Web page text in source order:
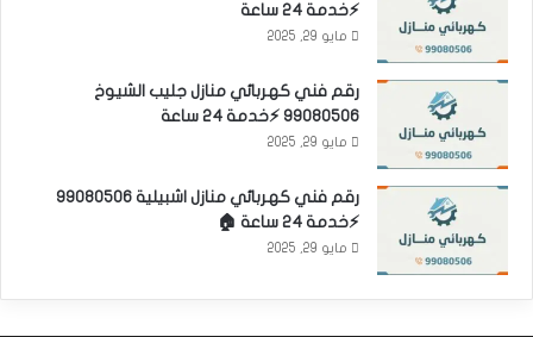
⚡خدمة 24 ساعة
مايو 29, 2025
رقم فني كهربائي منازل جليب الشيوخ
99080506 ⚡خدمة 24 ساعة
مايو 29, 2025
رقم فني كهربائي منازل اشبيلية 99080506
⚡خدمة 24 ساعة 🏠
مايو 29, 2025